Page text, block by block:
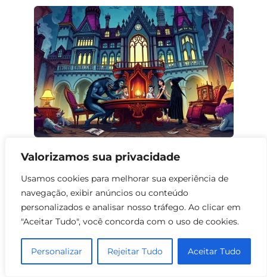
Valorizamos sua privacidade
Usamos cookies para melhorar sua experiência de
navegação, exibir anúncios ou conteúdo
personalizados e analisar nosso tráfego. Ao clicar em
"Aceitar Tudo", você concorda com o uso de cookies.
Personalizar Rejeitar Tudo Aceitar Tudo
Filmes de Fantasia sobre Famílias